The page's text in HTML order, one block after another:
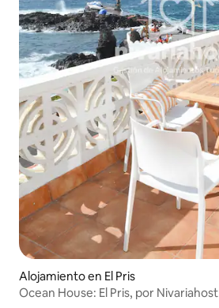
Alojamiento en El Pris
Ocean House: El Pris, por Nivariahost